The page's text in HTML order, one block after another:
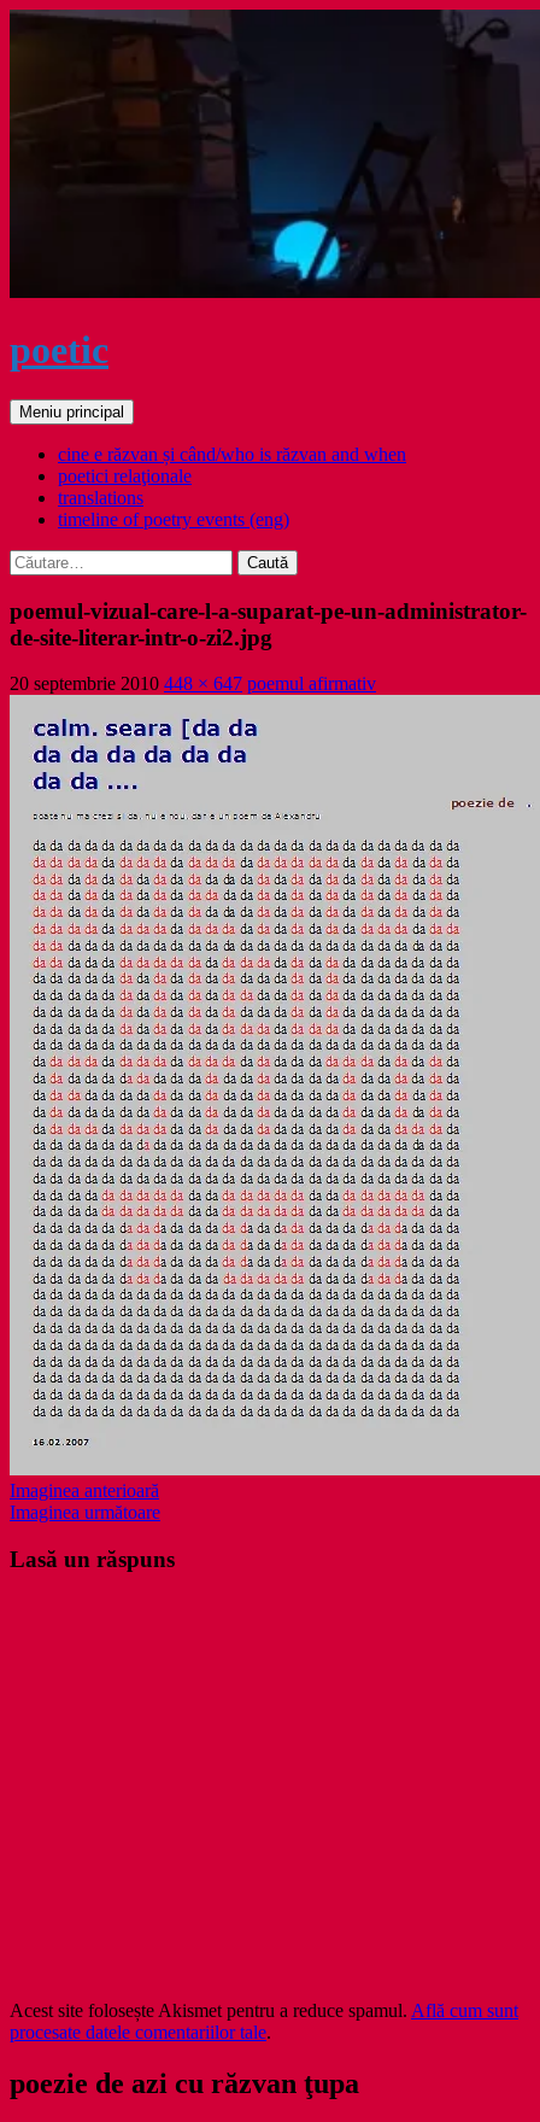
Sari
poetic
Caută
Meniu principal
cine e răzvan și când/who is răzvan and when
poetici relaţionale
translations
timeline of poetry events (eng)
Caută
după:
poemul-vizual-care-l-a-suparat-pe-un-administrator-
de-site-literar-intr-o-zi2.jpg
20 septembrie 2010 448 × 647 poemul afirmativ
Imaginea anterioară
Imaginea următoare
Lasă un răspuns
Acest site folosește Akismet pentru a reduce spamul. Află cum sunt
procesate datele comentariilor tale.
poezie de azi cu răzvan ţupa